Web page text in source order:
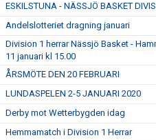
ESKILSTUNA - NÄSSJÖ BASKET
Andelslotteriet dragning januari
Division 1 herrar Nässjö Basket -
11 januari kl 15.00
ÅRSMÖTE DEN 20 FEBRUARI
LUNDASPELEN 2-5 JANUARI 2020
Derby mot Wetterbygden idag
Hemmamatch i Division 1 Herrar